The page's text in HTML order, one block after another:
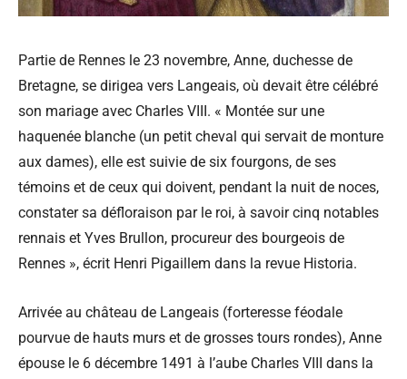
Partie de Rennes le 23 novembre, Anne, duchesse de
Bretagne, se dirigea vers Langeais, où devait être célébré
son mariage avec Charles VIII. « Montée sur une
haquenée blanche (un petit cheval qui servait de monture
aux dames), elle est suivie de six fourgons, de ses
témoins et de ceux qui doivent, pendant la nuit de noces,
constater sa défloraison par le roi, à savoir cinq notables
rennais et Yves Brullon, procureur des bourgeois de
Rennes », écrit Henri Pigaillem dans la revue Historia.
Arrivée au château de Langeais (forteresse féodale
pourvue de hauts murs et de grosses tours rondes), Anne
épouse le 6 décembre 1491 à l’aube Charles VIII dans la